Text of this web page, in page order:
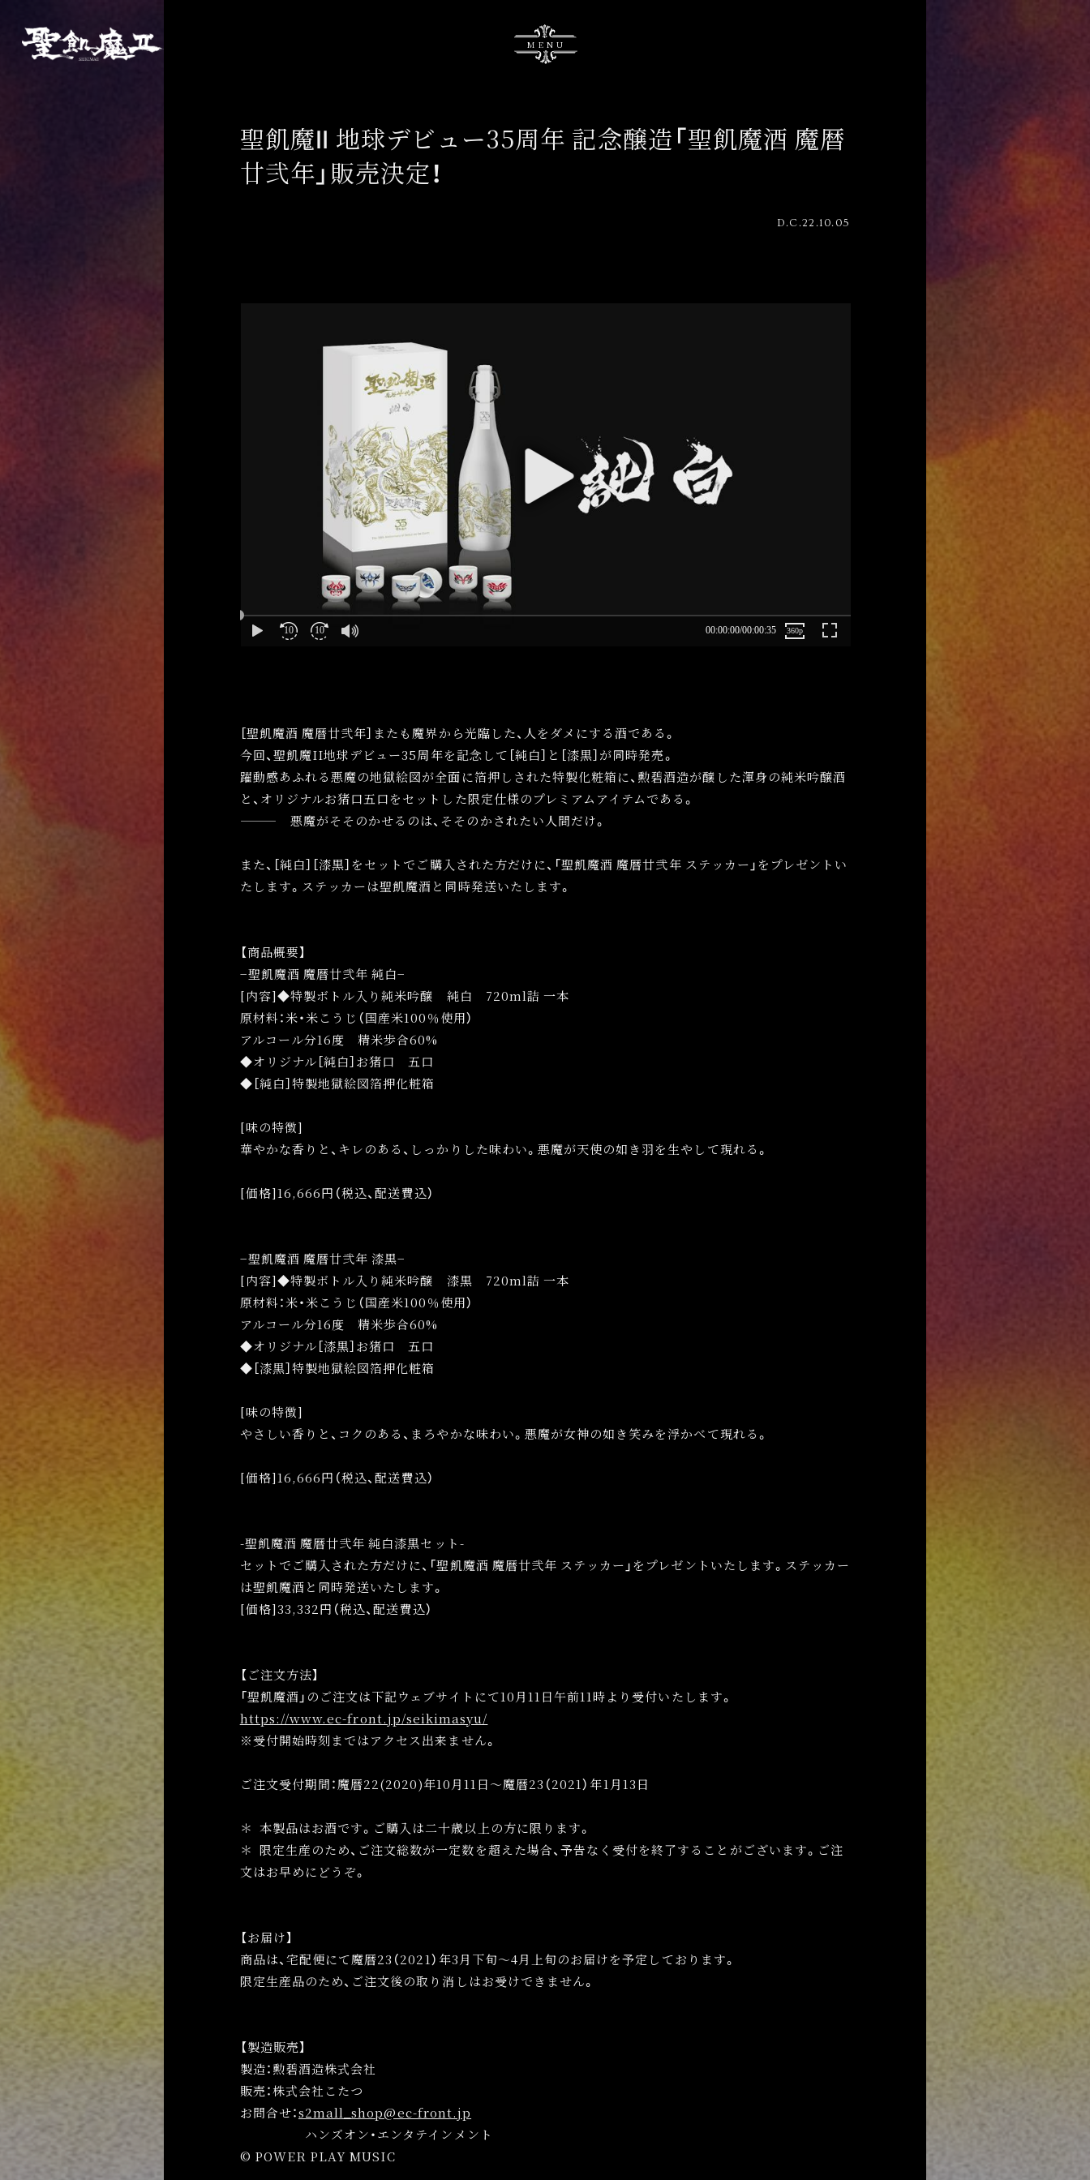
メディア登場情報
構成員紹介
教典紹介
活動絵巻
写真の館
悪魔物品の館
ここも見よ
MENU
聖飢魔Ⅱ 地球デビュー35周年 記念醸造「聖飢魔酒 魔暦
廿弐年」販売決定！
D.C.22.10.05
［聖飢魔酒 魔暦廿弐年］またも魔界から光臨した、人をダメにする酒である。
今回、聖飢魔II地球デビュー35周年を記念して［純白］と［漆黒］が同時発売。
躍動感あふれる悪魔の地獄絵図が全面に箔押しされた特製化粧箱に、勲碧酒造が醸した渾身の純米吟醸酒
と、オリジナルお猪口五口をセットした限定仕様のプレミアムアイテムである。
——— 悪魔がそそのかせるのは、そそのかされたい人間だけ。
また、［純白］［漆黒］をセットでご購入された方だけに、「聖飢魔酒 魔暦廿弐年 ステッカー」をプレゼントい
たします。ステッカーは聖飢魔酒と同時発送いたします。
【商品概要】
−聖飢魔酒 魔暦廿弐年 純白−
[内容]◆特製ボトル入り純米吟醸 純白 720ml詰 一本
原材料：米・米こうじ（国産米100％使用）
アルコール分16度 精米歩合60%
◆オリジナル［純白］お猪口 五口
◆［純白］特製地獄絵図箔押化粧箱
[味の特徴]
華やかな香りと、キレのある、しっかりした味わい。悪魔が天使の如き羽を生やして現れる。
[価格]16,666円（税込、配送費込）
−聖飢魔酒 魔暦廿弐年 漆黒−
[内容]◆特製ボトル入り純米吟醸 漆黒 720ml詰 一本
原材料：米・米こうじ（国産米100％使用）
アルコール分16度 精米歩合60%
◆オリジナル［漆黒］お猪口 五口
◆［漆黒］特製地獄絵図箔押化粧箱
[味の特徴]
やさしい香りと、コクのある、まろやかな味わい。悪魔が女神の如き笑みを浮かべて現れる。
[価格]16,666円（税込、配送費込）
-聖飢魔酒 魔暦廿弐年 純白漆黒セット-
セットでご購入された方だけに、「聖飢魔酒 魔暦廿弐年 ステッカー」をプレゼントいたします。ステッカー
は聖飢魔酒と同時発送いたします。
[価格]33,332円（税込、配送費込）
【ご注文方法】
「聖飢魔酒」のご注文は下記ウェブサイトにて10月11日午前11時より受付いたします。
https://www.ec-front.jp/seikimasyu/
※受付開始時刻まではアクセス出来ません。
ご注文受付期間：魔暦22(2020)年10月11日〜魔暦23（2021）年1月13日
＊ 本製品はお酒です。ご購入は二十歳以上の方に限ります。
＊ 限定生産のため、ご注文総数が一定数を超えた場合、予告なく受付を終了することがございます。ご注
文はお早めにどうぞ。
【お届け】
商品は、宅配便にて魔暦23（2021）年3月下旬〜4月上旬のお届けを予定しております。
限定生産品のため、ご注文後の取り消しはお受けできません。
【製造販売】
製造：勲碧酒造株式会社
販売：株式会社こたつ
お問合せ：s2mall_shop@ec-front.jp
ハンズオン・エンタテインメント
© POWER PLAY MUSIC